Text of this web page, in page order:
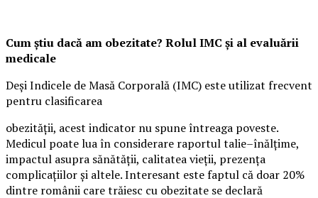
Cum știu dacă am obezitate? Rolul IMC și al evaluării
medicale
Deși Indicele de Masă Corporală (IMC) este utilizat frecvent
pentru clasificarea
obezității, acest indicator nu spune întreaga poveste.
Medicul poate lua în considerare raportul talie–înălțime,
impactul asupra sănătății, calitatea vieții, prezența
complicațiilor și altele. Interesant este faptul că doar 20%
dintre românii care trăiesc cu obezitate se declară